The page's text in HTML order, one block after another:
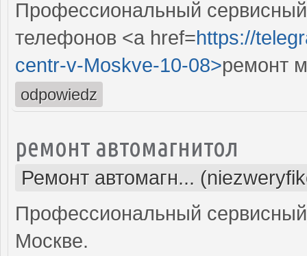
Профессиональный
телефонов <a href=https://
centr-v-Moskve-10-08>ремонт
odpowiedz
ремонт автомагнитол
Ремонт автомагн...
Профессиональный
Москве.